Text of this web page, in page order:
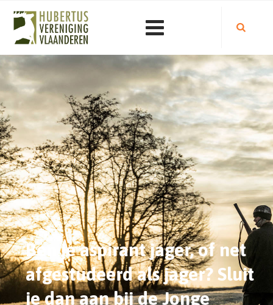
Ben je aspirant jager, of net
afgestudeerd als jager? Sluit
je dan aan bij de Jonge